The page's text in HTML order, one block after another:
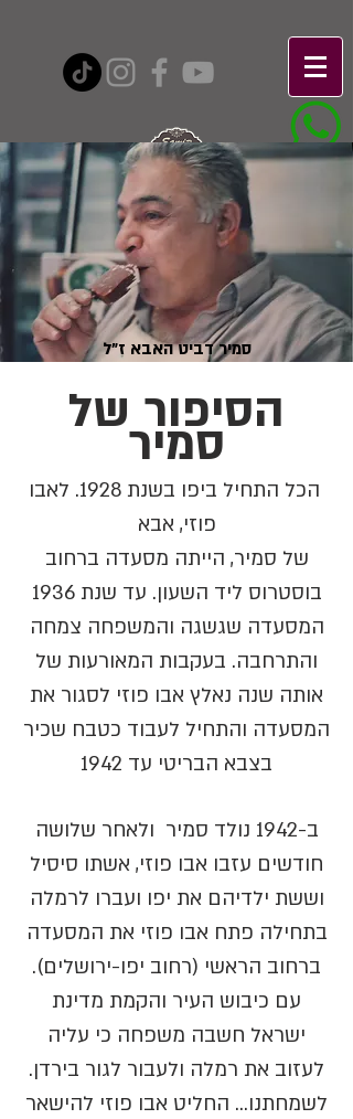
סמיר דביט האבא ז"ל
הסיפור של
סמיר
הכל התחיל ביפו בשנת 1928. לאבו
פוזי, אבא
של סמיר, הייתה מסעדה ברחוב
בוסטרוס ליד השעון. עד שנת 1936
המסעדה שגשגה והמשפחה צמחה
והתרחבה. בעקבות המאורעות של
אותה שנה נאלץ אבו פוזי לסגור את
המסעדה והתחיל לעבוד כטבח שכיר
בצבא הבריטי עד 1942
ב-1942 נולד סמיר ולאחר שלושה
חודשים עזבו אבו פוזי, אשתו סיסיל
וששת ילדיהם את יפו ועברו לרמלה
בתחילה פתח אבו פוזי את המסעדה
ברחוב הראשי (רחוב יפו-ירושלים).
עם כיבוש העיר והקמת מדינת
ישראל חשבה משפחה כי עליה
לעזוב את רמלה ולעבור לגור בירדן.
לשמחתנו... החליט אבו פוזי להישאר